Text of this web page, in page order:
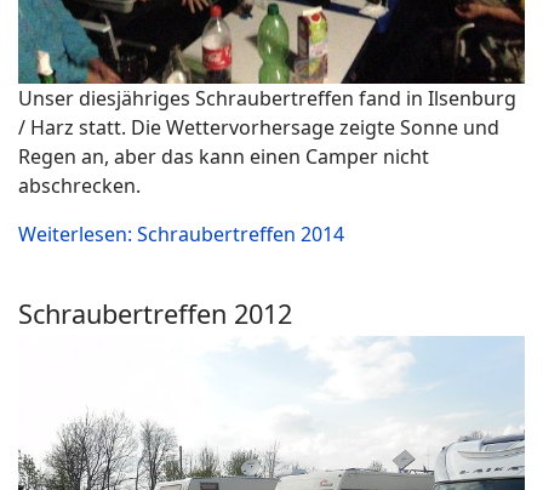
Unser diesjähriges Schraubertreffen fand in Ilsenburg
/ Harz statt. Die Wettervorhersage zeigte Sonne und
Regen an, aber das kann einen Camper nicht
abschrecken.
Weiterlesen: Schraubertreffen 2014
Schraubertreffen 2012